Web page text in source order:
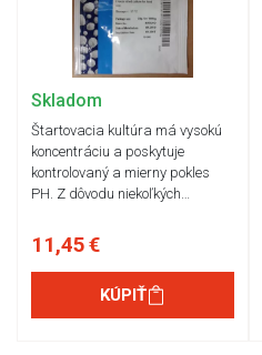
Skladom
Štartovacia kultúra má vysokú
koncentráciu a poskytuje
kontrolovaný a mierny pokles
PH. Z dôvodu niekoľkých…
11,45 €
KÚPIŤ